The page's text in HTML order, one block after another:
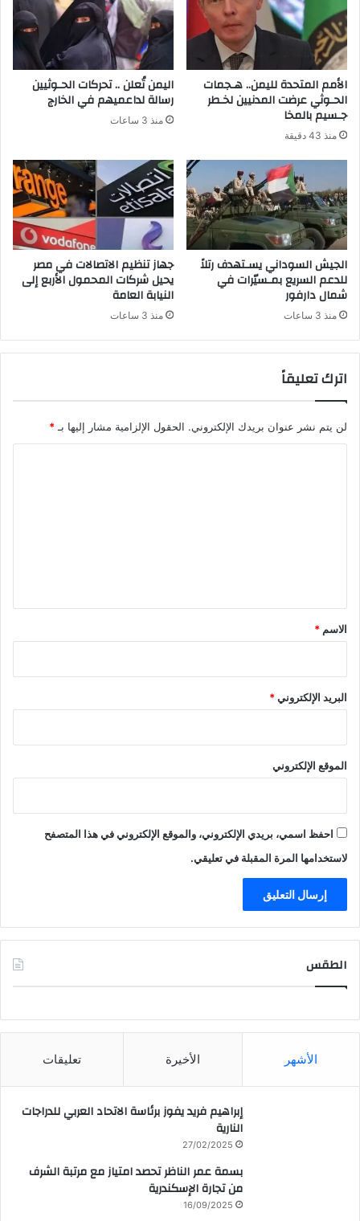
الأمم المتحدة لليمن.. هـجمات
الحـوثي عرضت المدنيين لخـطر
جـسيم بالمخا
منذ 43 دقيقة
اليمن تُعلن .. تحركات الحـوثيين
رسالة لداعميهم في الخارج
منذ 3 ساعات
الجيش السوداني يسـتهدف رتلاً
للدعم السريع بمـسيّرات في
شمال دارفور
منذ 3 ساعات
جهاز تنظيم الاتصالات في مصر
يحيل شركات المحمول الأربع إلى
النيابة العامة
منذ 3 ساعات
اترك تعليقاً
لن يتم نشر عنوان بريدك الإلكتروني. الحقول الإلزامية مشار إليها بـ*
*
الاسم *
البريد الإلكتروني*
الموقع الإلكتروني
احفظ اسمي، بريدي الإلكتروني، والموقع الإلكتروني في هذا المتصفح
لاستخدامها المرة المقبلة في تعليقي.
الطقس
الأشهر الأخيرة تعليقات
إبراهيم فريد يفوز برئاسة الاتحاد العربي للدراجات
النارية
27/02/2025
بسمة عمر الناظر تحصد امتياز مع مرتبة الشرف
من تجارة الإسكندرية
16/09/2025